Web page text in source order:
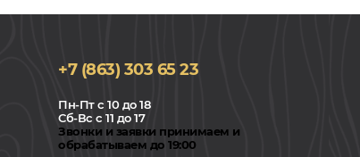
+7 (863) 303 65 23
Пн-Пт с 10 до 18
Сб-Вс с 11 до 17
Звонки и заявки принимаем и
обрабатываем до 19:00